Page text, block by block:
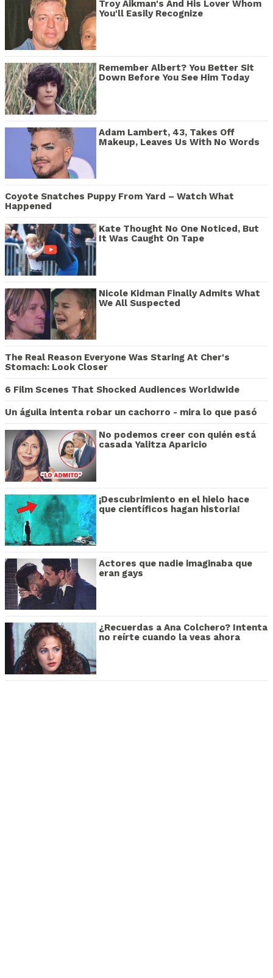
Troy Aikman's And His Lover Whom
You'll Easily Recognize
Remember Albert? You Better Sit
Down Before You See Him Today
Adam Lambert, 43, Takes Off
Makeup, Leaves Us With No Words
Coyote Snatches Puppy From Yard – Watch What
Happened
Kate Thought No One Noticed, But
It Was Caught On Tape
Nicole Kidman Finally Admits What
We All Suspected
The Real Reason Everyone Was Staring At Cher's
Stomach: Look Closer
6 Film Scenes That Shocked Audiences Worldwide
Un águila intenta robar un cachorro - mira lo que pasó
No podemos creer con quién está
casada Yalitza Aparicio
¡Descubrimiento en el hielo hace
que científicos hagan historia!
Actores que nadie imaginaba que
eran gays
¿Recuerdas a Ana Colchero? Intenta
no reírte cuando la veas ahora